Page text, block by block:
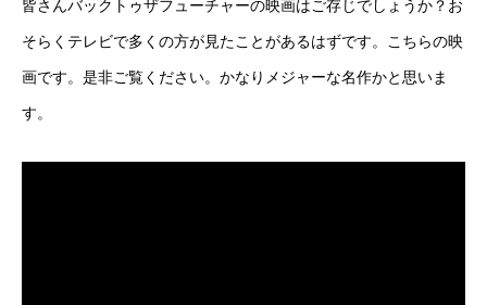
皆さんバックトゥザフューチャーの映画はご存じでしょうか？お
そらくテレビで多くの方が見たことがあるはずです。こちらの映
画です。是非ご覧ください。かなりメジャーな名作かと思いま
す。